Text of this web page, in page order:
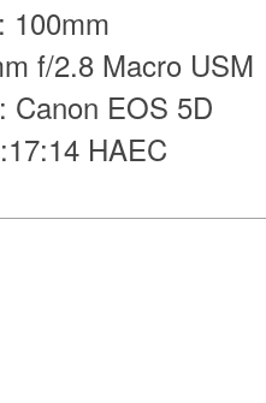
: 100mm
f/2.8 Macro USM
: Canon EOS 5D
HAEC